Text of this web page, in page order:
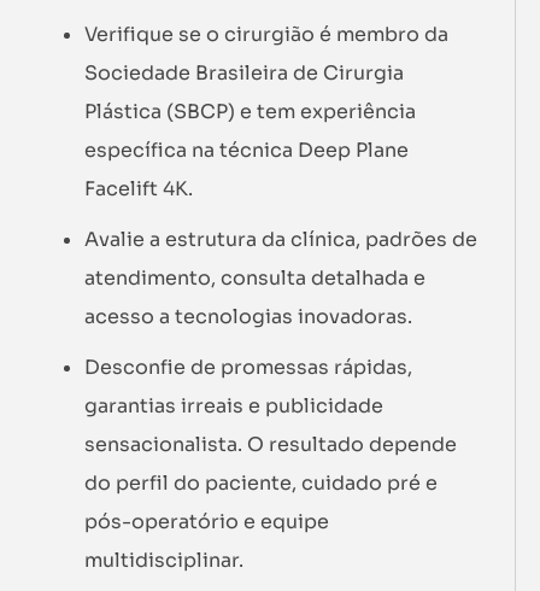
Verifique se o cirurgião é membro da
Sociedade Brasileira de Cirurgia
Plástica (SBCP) e tem experiência
específica na técnica Deep Plane
Facelift 4K.
Avalie a estrutura da clínica, padrões de
atendimento, consulta detalhada e
acesso a tecnologias inovadoras.
Desconfie de promessas rápidas,
garantias irreais e publicidade
sensacionalista. O resultado depende
do perfil do paciente, cuidado pré e
pós-operatório e equipe
multidisciplinar.